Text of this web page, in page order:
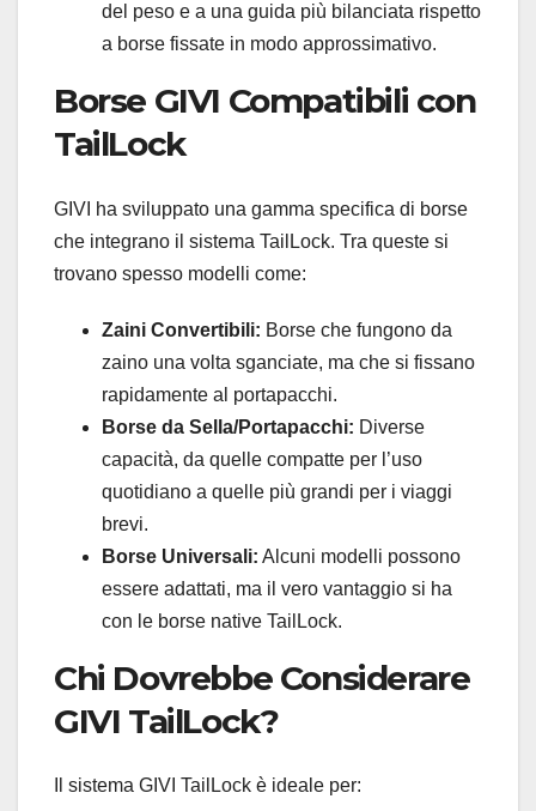
del peso e a una guida più bilanciata rispetto
a borse fissate in modo approssimativo.
Borse GIVI Compatibili con
TailLock
GIVI ha sviluppato una gamma specifica di borse
che integrano il sistema TailLock. Tra queste si
trovano spesso modelli come:
Zaini Convertibili: Borse che fungono da
zaino una volta sganciate, ma che si fissano
rapidamente al portapacchi.
Borse da Sella/Portapacchi: Diverse
capacità, da quelle compatte per l’uso
quotidiano a quelle più grandi per i viaggi
brevi.
Borse Universali: Alcuni modelli possono
essere adattati, ma il vero vantaggio si ha
con le borse native TailLock.
Chi Dovrebbe Considerare
GIVI TailLock?
Il sistema GIVI TailLock è ideale per: